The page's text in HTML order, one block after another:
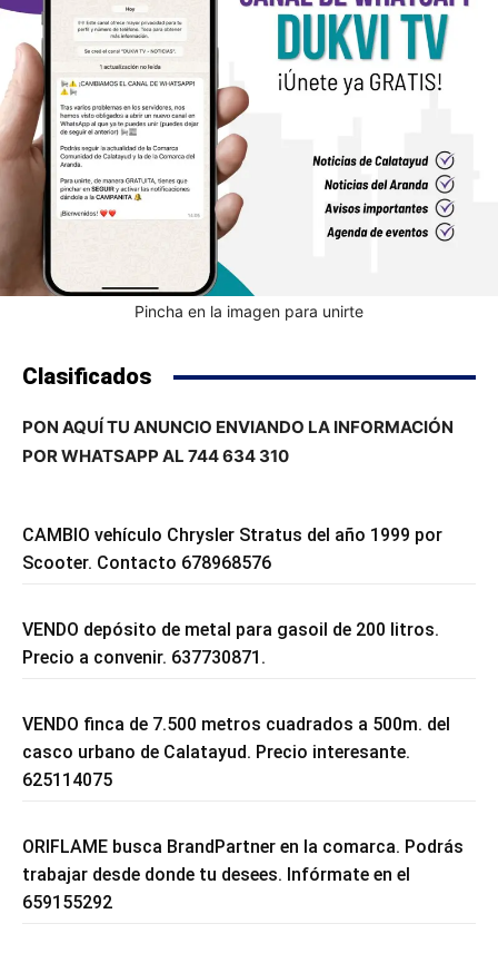
Pincha en la imagen para unirte
Clasificados
PON AQUÍ TU ANUNCIO ENVIANDO LA INFORMACIÓN
POR WHATSAPP AL 744 634 310
CAMBIO vehículo Chrysler Stratus del año 1999 por
Scooter. Contacto 678968576
VENDO depósito de metal para gasoil de 200 litros.
Precio a convenir. 637730871.
VENDO finca de 7.500 metros cuadrados a 500m. del
casco urbano de Calatayud. Precio interesante.
625114075
ORIFLAME busca BrandPartner en la comarca. Podrás
trabajar desde donde tu desees. Infórmate en el
659155292